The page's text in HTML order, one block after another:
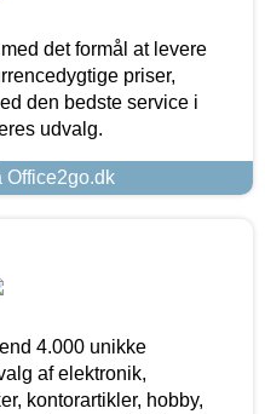
det formål at levere
priser,
den bedste service i
udvalg.
Office2go.dk
4.000 unikke
af elektronik,
kontorartikler, hobby,